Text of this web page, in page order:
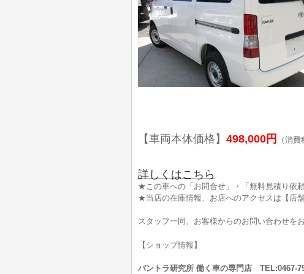
【車両本体価格】 498,000円 （消費
詳しくはこちら
★この車への「お問合せ」・「無料見積り依
★当店の在庫情報、お店へのアクセスは【店
スタッフ一同、お客様からのお問い合わせを
【ショップ情報】
バントラ研究所 働く車の専門店 TEL:0467-